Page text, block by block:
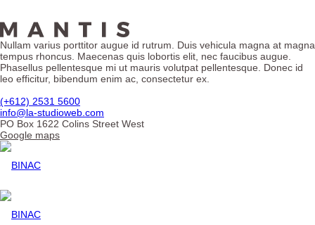
Nullam varius porttitor augue id rutrum. Duis vehicula magna at magna
tempus rhoncus. Maecenas quis lobortis elit, nec faucibus augue.
Phasellus pellentesque mi ut mauris volutpat pellentesque. Donec id
leo efficitur, bibendum enim ac, consectetur ex.
(+612) 2531 5600
info@la-studioweb.com
PO Box 1622 Colins Street West
Google maps